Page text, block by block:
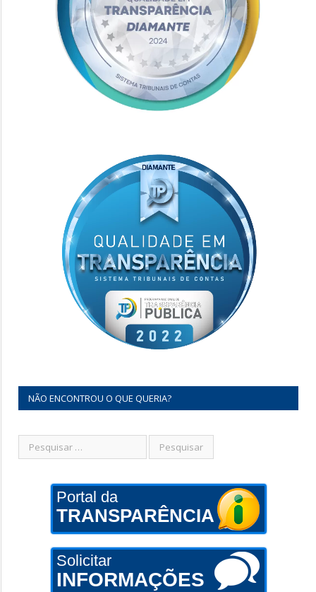
NÃO ENCONTROU O QUE QUERIA?
Portal da
TRANSPARÊNCIA
Solicitar
INFORMAÇÕES